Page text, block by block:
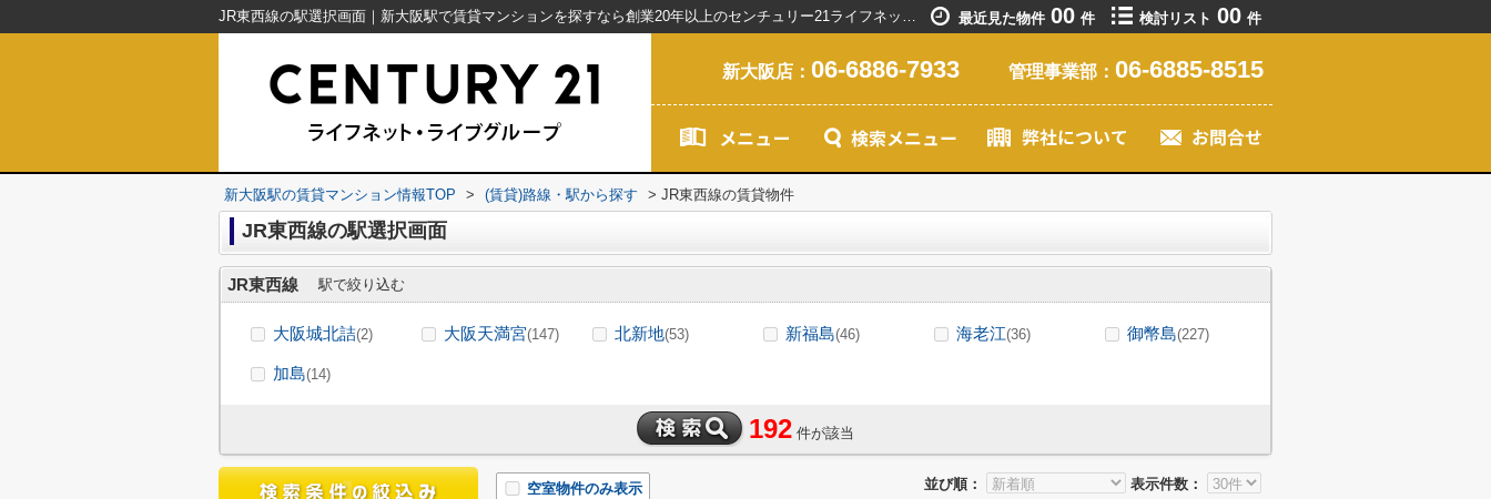
JR東西線の駅選択画面｜新大阪駅で賃貸マンションを探すなら創業20年以上のセンチュリー21ライフネット・ライブグループ 最近見た物件 00 件 検討リスト 00 件
新大阪店： 06-6886-7933 管理事業部： 06-6885-8515
新大阪駅の賃貸マンション情報TOP > (賃貸)路線・駅から探す > JR東西線の賃貸物件
JR東西線の駅選択画面
JR東西線 駅で絞り込む
大阪城北詰(2) 大阪天満宮(147) 北新地(53) 新福島(46) 海老江(36) 御幣島(227)
加島(14)
192 件が該当
並び順： 表示件数：
空室物件のみ表示